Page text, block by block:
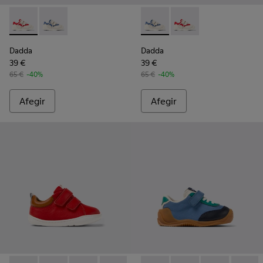
Dadda - K800630-001 - Sneaker infantil de teixit i pell
Dadda - K800630-002 - Sneaker infantil de teixit i
Dadda
39 €
65 € -40%
Afegir
Dadda - K800630-002 -
Dadda - K800630-
Dadda
39 €
65 € -40%
Afegir